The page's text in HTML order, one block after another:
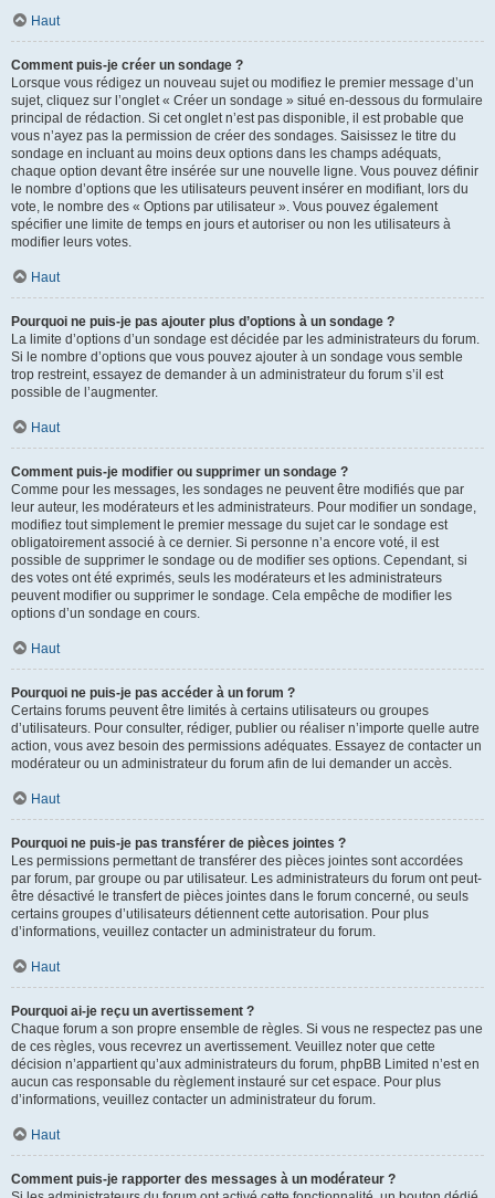
Haut
Comment puis-je créer un sondage ?
Lorsque vous rédigez un nouveau sujet ou modifiez le premier message d’un
sujet, cliquez sur l’onglet « Créer un sondage » situé en-dessous du formulaire
principal de rédaction. Si cet onglet n’est pas disponible, il est probable que
vous n’ayez pas la permission de créer des sondages. Saisissez le titre du
sondage en incluant au moins deux options dans les champs adéquats,
chaque option devant être insérée sur une nouvelle ligne. Vous pouvez définir
le nombre d’options que les utilisateurs peuvent insérer en modifiant, lors du
vote, le nombre des « Options par utilisateur ». Vous pouvez également
spécifier une limite de temps en jours et autoriser ou non les utilisateurs à
modifier leurs votes.
Haut
Pourquoi ne puis-je pas ajouter plus d’options à un sondage ?
La limite d’options d’un sondage est décidée par les administrateurs du forum.
Si le nombre d’options que vous pouvez ajouter à un sondage vous semble
trop restreint, essayez de demander à un administrateur du forum s’il est
possible de l’augmenter.
Haut
Comment puis-je modifier ou supprimer un sondage ?
Comme pour les messages, les sondages ne peuvent être modifiés que par
leur auteur, les modérateurs et les administrateurs. Pour modifier un sondage,
modifiez tout simplement le premier message du sujet car le sondage est
obligatoirement associé à ce dernier. Si personne n’a encore voté, il est
possible de supprimer le sondage ou de modifier ses options. Cependant, si
des votes ont été exprimés, seuls les modérateurs et les administrateurs
peuvent modifier ou supprimer le sondage. Cela empêche de modifier les
options d’un sondage en cours.
Haut
Pourquoi ne puis-je pas accéder à un forum ?
Certains forums peuvent être limités à certains utilisateurs ou groupes
d’utilisateurs. Pour consulter, rédiger, publier ou réaliser n’importe quelle autre
action, vous avez besoin des permissions adéquates. Essayez de contacter un
modérateur ou un administrateur du forum afin de lui demander un accès.
Haut
Pourquoi ne puis-je pas transférer de pièces jointes ?
Les permissions permettant de transférer des pièces jointes sont accordées
par forum, par groupe ou par utilisateur. Les administrateurs du forum ont peut-
être désactivé le transfert de pièces jointes dans le forum concerné, ou seuls
certains groupes d’utilisateurs détiennent cette autorisation. Pour plus
d’informations, veuillez contacter un administrateur du forum.
Haut
Pourquoi ai-je reçu un avertissement ?
Chaque forum a son propre ensemble de règles. Si vous ne respectez pas une
de ces règles, vous recevrez un avertissement. Veuillez noter que cette
décision n’appartient qu’aux administrateurs du forum, phpBB Limited n’est en
aucun cas responsable du règlement instauré sur cet espace. Pour plus
d’informations, veuillez contacter un administrateur du forum.
Haut
Comment puis-je rapporter des messages à un modérateur ?